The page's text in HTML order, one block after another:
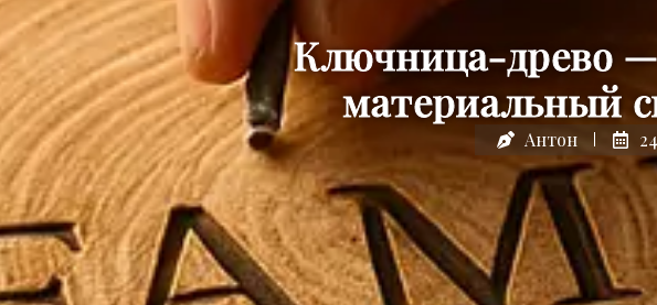
Ключница-древо —
материальный
Антон